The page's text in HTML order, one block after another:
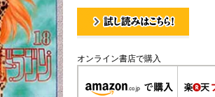
オンライン書店で購入